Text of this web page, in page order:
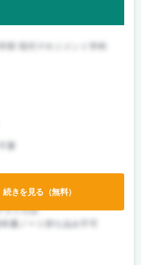
要
ストのみ
ストのみ
科書ノート持ち込み不可
続きを見る（無料）